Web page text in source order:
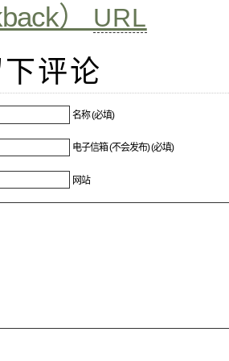
） URL
评论
名称 (必填)
电子信箱 (不会发布) (必填)
网站